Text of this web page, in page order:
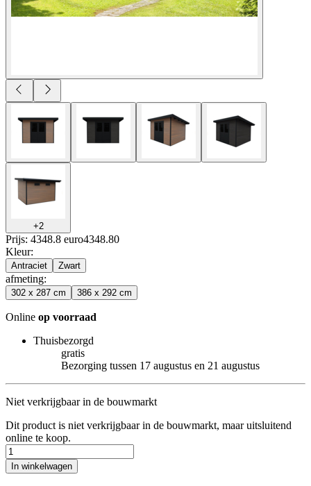
+2
Prijs: 4348.8 euro4348.80
Kleur:
Antraciet Zwart
afmeting:
302 x 287 cm 386 x 292 cm
Online op voorraad
Thuisbezorgd
gratis
Bezorging tussen 17 augustus en 21 augustus
Niet verkrijgbaar in de bouwmarkt
Dit product is niet verkrijgbaar in de bouwmarkt, maar uitsluitend
online te koop.
In winkelwagen